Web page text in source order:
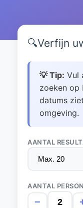
🔍Verfijn
💡 Tip: Vul
zoeken op
datums
omgeving.
AANTAL
AANTAL
−